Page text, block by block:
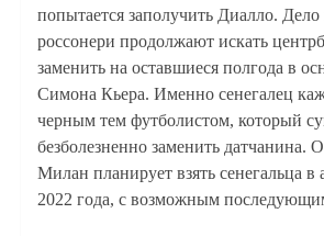
попытается заполучить Диалло.
россонери продолжают искать
заменить на оставшиеся полгода в
Симона Кьера. Именно сенегалец
черным тем футболистом, который
безболезненно заменить датчанина.
Милан планирует взять сенегальца в
2022 года, с возможным